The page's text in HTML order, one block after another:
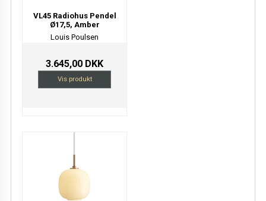
VL45 Radiohus Pendel
Ø17,5, Amber
Louis Poulsen
3.645,00 DKK
Vis produkt